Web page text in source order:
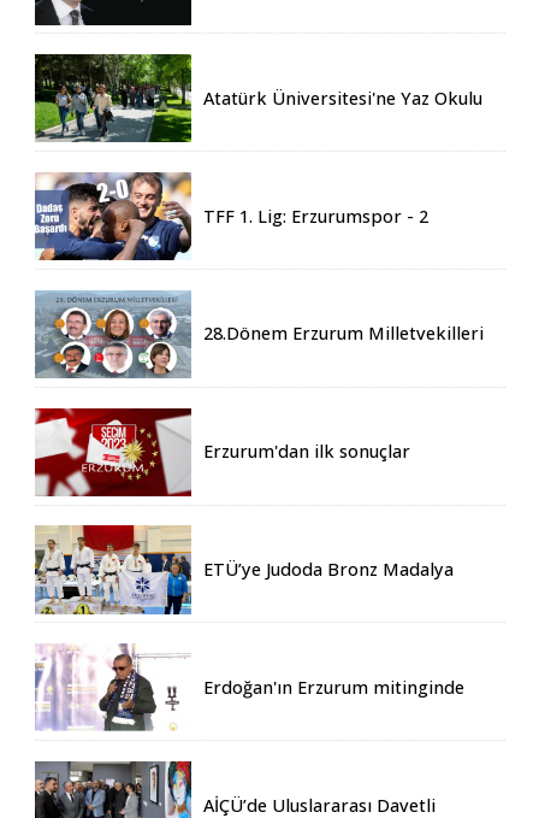
Atatürk Üniversitesi'ne Yaz Okulu
TFF 1. Lig: Erzurumspor - 2
28.Dönem Erzurum Milletvekilleri
Erzurum'dan ilk sonuçlar
ETÜ’ye Judoda Bronz Madalya
Erdoğan'ın Erzurum mitinginde
AİÇÜ’de Uluslararası Davetli